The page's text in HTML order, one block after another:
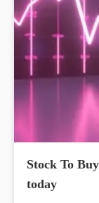
Stock To
today